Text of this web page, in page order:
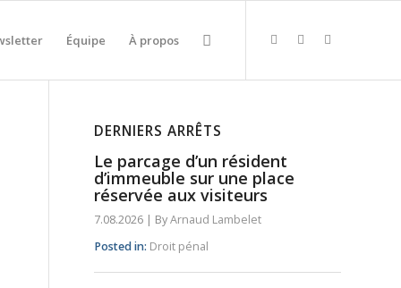
Équipe À propos
DERNIERS ARRÊTS
Le parcage d’un résident
d’immeuble sur une place
réservée aux visiteurs
7.08.2026 | ByArnaud Lambelet
Posted in: Droit pénal